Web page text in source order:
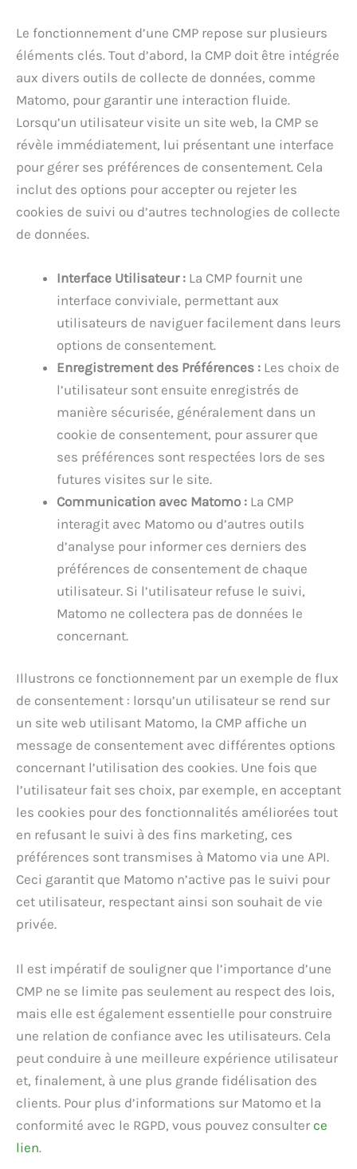
Le fonctionnement d’une CMP repose sur plusieurs
éléments clés. Tout d’abord, la CMP doit être intégrée
aux divers outils de collecte de données, comme
Matomo, pour garantir une interaction fluide.
Lorsqu’un utilisateur visite un site web, la CMP se
révèle immédiatement, lui présentant une interface
pour gérer ses préférences de consentement. Cela
inclut des options pour accepter ou rejeter les
cookies de suivi ou d’autres technologies de collecte
de données.
Interface Utilisateur : La CMP fournit une
interface conviviale, permettant aux
utilisateurs de naviguer facilement dans leurs
options de consentement.
Enregistrement des Préférences : Les choix de
l’utilisateur sont ensuite enregistrés de
manière sécurisée, généralement dans un
cookie de consentement, pour assurer que
ses préférences sont respectées lors de ses
futures visites sur le site.
Communication avec Matomo : La CMP
interagit avec Matomo ou d’autres outils
d’analyse pour informer ces derniers des
préférences de consentement de chaque
utilisateur. Si l’utilisateur refuse le suivi,
Matomo ne collectera pas de données le
concernant.
Illustrons ce fonctionnement par un exemple de flux
de consentement : lorsqu’un utilisateur se rend sur
un site web utilisant Matomo, la CMP affiche un
message de consentement avec différentes options
concernant l’utilisation des cookies. Une fois que
l’utilisateur fait ses choix, par exemple, en acceptant
les cookies pour des fonctionnalités améliorées tout
en refusant le suivi à des fins marketing, ces
préférences sont transmises à Matomo via une API.
Ceci garantit que Matomo n’active pas le suivi pour
cet utilisateur, respectant ainsi son souhait de vie
privée.
Il est impératif de souligner que l’importance d’une
CMP ne se limite pas seulement au respect des lois,
mais elle est également essentielle pour construire
une relation de confiance avec les utilisateurs. Cela
peut conduire à une meilleure expérience utilisateur
et, finalement, à une plus grande fidélisation des
clients. Pour plus d’informations sur Matomo et la
conformité avec le RGPD, vous pouvez consulter ce
lien.